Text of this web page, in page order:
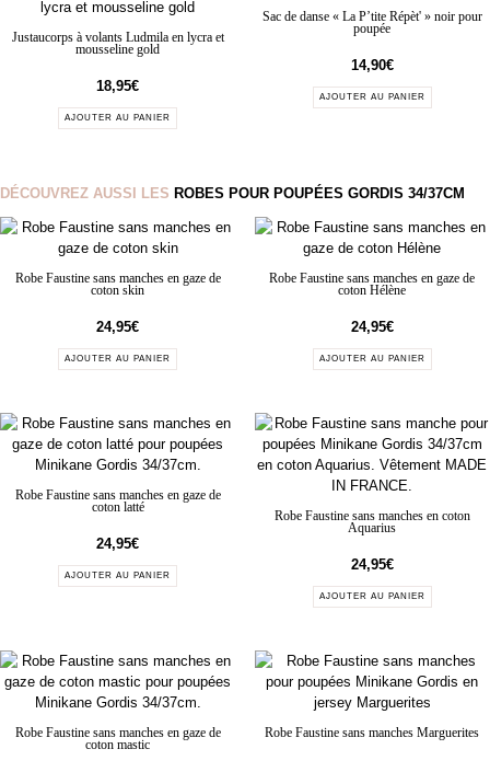
Justaucorps à volants Ludmila en lycra et
mousseline gold
18,95€
AJOUTER AU PANIER
Sac de danse « La P’tite Répèt' » noir pour
poupée
14,90€
AJOUTER AU PANIER
DÉCOUVREZ AUSSI LES ROBES POUR POUPÉES GORDIS 34/37CM
Robe Faustine sans manches en gaze de
coton skin
24,95€
AJOUTER AU PANIER
Robe Faustine sans manches en gaze de
coton Hélène
24,95€
AJOUTER AU PANIER
Robe Faustine sans manches en gaze de
coton latté
24,95€
AJOUTER AU PANIER
Robe Faustine sans manches en coton
Aquarius
24,95€
AJOUTER AU PANIER
Robe Faustine sans manches en gaze de
coton mastic
Robe Faustine sans manches Marguerites